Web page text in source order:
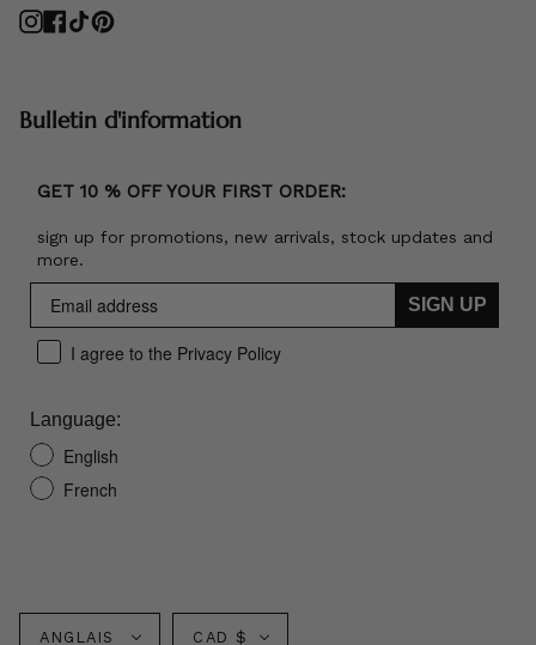
Instagram
Facebook
TikTokPinterest
Bulletin d'information
GET 10 % OFF YOUR FIRST ORDER:
sign up for promotions, new arrivals, stock updates and
more.
SIGN UP
I agree to the Privacy Policy
Language:
English
French
Langue
ANGLAIS Monnaie
CAD $